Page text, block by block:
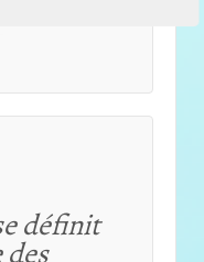
définit
des